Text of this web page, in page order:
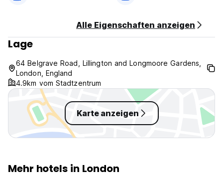
Alle Eigenschaften anzeigen
Lage
64 Belgrave Road, Lillington and Longmoore Gardens,
London, England
4.9km vom Stadtzentrum
Karte anzeigen
Mehr hotels in London